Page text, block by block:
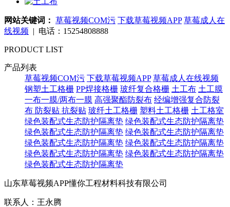
网站关键词： 草莓视频COM污 下载草莓视频APP 草莓成人在
线视频 | 电话：15254808888
PRODUCT LIST
产品列表
草莓视频COM污 下载草莓视频APP 草莓成人在线视频
钢塑土工格栅 PP焊接格栅 玻纤复合格栅 土工布 土工膜
一布一膜/两布一膜 高强聚酯防裂布 经编增强复合防裂
布 防裂贴 抗裂贴 玻纤土工格栅 塑料土工格栅 土工格室
绿色装配式生态防护隔离垫 绿色装配式生态防护隔离垫
绿色装配式生态防护隔离垫 绿色装配式生态防护隔离垫
绿色装配式生态防护隔离垫 绿色装配式生态防护隔离垫
绿色装配式生态防护隔离垫 绿色装配式生态防护隔离垫
绿色装配式生态防护隔离垫
山东草莓视频APP懂你工程材料科技有限公司
联系人：王永腾